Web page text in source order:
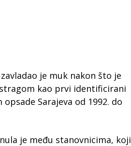
je muk nakon što je
kao prvi identificirani
Sarajeva od 1992. do
je među stanovnicima, koji